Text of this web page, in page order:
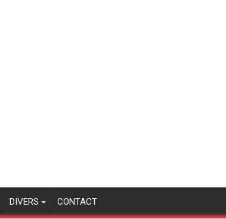
DIVERS CONTACT